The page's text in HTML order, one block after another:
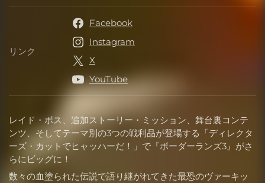
レイド・ボス、追加ストーリー・ミッション、舞台裏コンテ
ンツ、そしてテーマ別の3つの戦利品が登場する「ディレクタ
ーズ・カットでヒャッハーだ！」で『ボーダーランズ3』がさ
らにビッグに！
数々の血塗られた伝説で語り継がれてきた最恐のヴァーキッ
リンク リンク
Facebook
Instagram
X
YouTube